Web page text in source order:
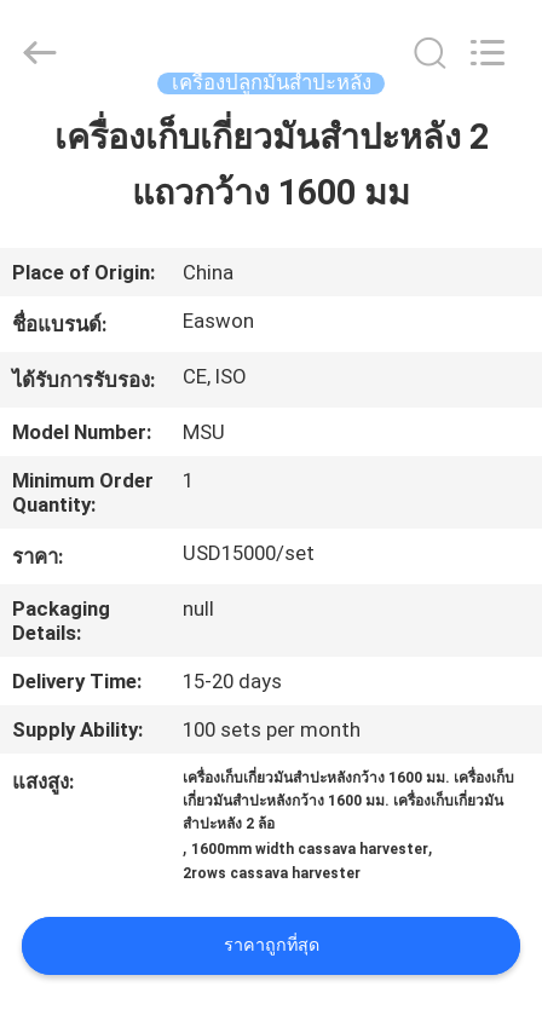
บ้าน
เกี่ยว
กับ
เรา
ทัวร์
ควบคุม
คุณภาพ
ข่าว
Ruixiang
Import
เครื่องปลูกมันสำปะหลัง
เครื่องเก็บเกี่ยวมันสำปะหลัง 2
แถวกว้าง 1600 มม
Place of Origin: China
ชื่อแบรนด์: Easwon
ได้รับการรับรอง: CE, ISO
Model Number:
MSU
Minimum Order
Quantity:
1
ราคา: USD15000/set
Packaging
Details:
null
Delivery Time:
15-20 days
Supply Ability:
100 sets per month
แสงสูง:
เครื่องเก็บเกี่ยวมันสำปะหลังกว้าง 1600 มม. เครื่องเก็บ
เกี่ยวมันสำปะหลังกว้าง 1600 มม. เครื่องเก็บเกี่ยวมัน
สำปะหลัง 2 ล้อ
, 1600mm width cassava harvester,
2rows cassava harvester
ราคาถูกที่สุด